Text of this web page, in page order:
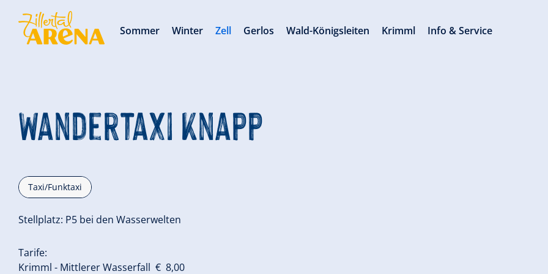
Wandertaxi Knapp
Taxi/Funktaxi
Stellplatz: P5 bei den Wasserwelten
Tarife:
Krimml - Mittlerer Wasserfall € 8,00
Sommer Winter Zell Gerlos Wald-Königsleiten Krimml Info & Service